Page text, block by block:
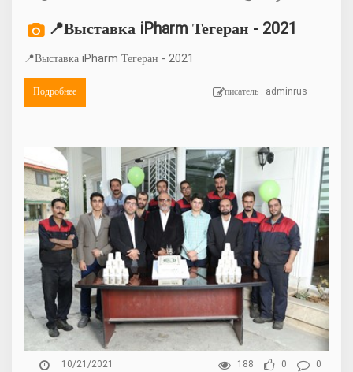
📍Выставка iPharm Тегеран - 2021
📍Выставка iPharm Тегеран - 2021
Подробнее писатель : adminrus
10/21/2021 188 0 0